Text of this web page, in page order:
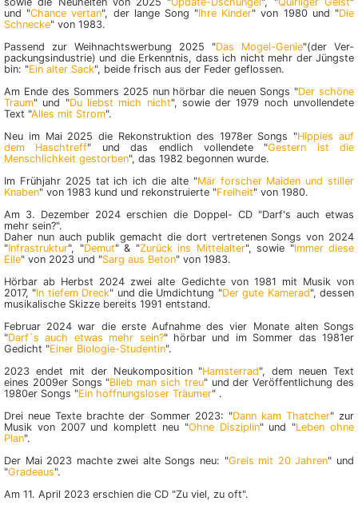
und "Chance vertan", der lange Song "Ihre Kinder" von 1980 und "Die
Schnecke" von 1983.
Passend zur Weihnachtswerbung 2025 "Das Mogel-Genie"(der Ver­
packungs­in­dus­trie) und die Erkenntnis, dass ich nicht mehr der Jüngste
bin: "Ein alter Sack", beide frisch aus der Feder geflossen.
Am Ende des Sommers 2025 nun hörbar die neuen Songs "Der schöne
Traum" und "Du liebst mich nicht", sowie der 1979 noch unvollendete
Text "Alles mit Strom".
Neu im Mai 2025 die Rekonstruktion des 1978er Songs "Hippies auf
dem Haschtreff" und das endlich vollendete "Gestern ist die
Menschlichkeit gestorben", das 1982 begonnen wurde.
Im Frühjahr 2025 tat ich ich die alte "Mär forscher Maiden und stiller
Knaben" von 1983 kund und rekonstruierte "Freiheit" von 1980.
Am 3. Dezember 2024 erschien die Doppel- CD "Darf's auch etwas
mehr sein?".
Daher nun auch publik gemacht die dort vertretenen Songs von 2024
"Infrastruktur", "Demut" & "Zurück ins Mittelalter", sowie "Immer diese
Eile" von 2023 und "Sarg aus Beton" von 1983.
Hörbar ab Herbst 2024 zwei alte Gedichte von 1981 mit Musik von
2017, "In tiefem Dreck" und die Umdichtung "Der gute Kamerad", dessen
musikalische Skizze bereits 1991 entstand.
Februar 2024 war die erste Aufnahme des vier Monate alten Songs
"Darf`s auch etwas mehr sein?" hörbar und im Sommer das 1981er
Gedicht "Einer Biologie-Studentin".
2023 endet mit der Neukomposition "Hamsterrad", dem neuen Text
eines 2009er Songs "Blieb man sich treu" und der Veröffentlichung des
1980er Songs "Ein hoffnungsloser Träumer" .
Drei neue Texte brachte der Sommer 2023: "Dann kam Thatcher" zur
Musik von 2007 und komplett neu "Ohne Disziplin" und "Leben ohne
Plan".
Der Mai 2023 machte zwei alte Songs neu: "Greis mit 20 Jahren" und
"Gradeaus".
Am 11. April 2023 erschien die CD "Zu viel, zu oft".